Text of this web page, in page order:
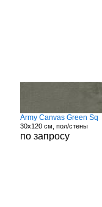
Army Canvas Green Sq
30x120 см, пол/стены
по запросу